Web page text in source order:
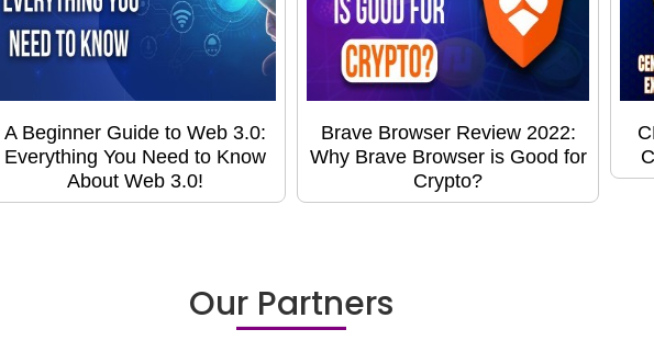
A Beginner Guide to Web 3.0:
Everything You Need to Know
About Web 3.0!
Brave Browser Review 2022:
Why Brave Browser is Good for
Crypto?
Our Partners